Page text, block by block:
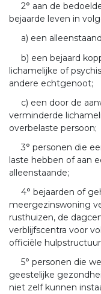
2° aan de
bejaarde leven in
a) een
b) een bejaard
lichamelijke of
andere echtgenoot;
c) een door de
verminderde
overbelaste persoon;
3° personen die
laste hebben of aan
alleenstaande;
4° bejaarden of
meergezinswoning
rusthuizen, de
verblijfscentra voor
officiële
5° personen die
geestelijke
niet zelf kunnen